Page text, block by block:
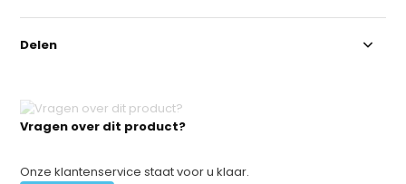
Vragen over dit product?
Onze klantenservice staat voor u klaar.
Delen